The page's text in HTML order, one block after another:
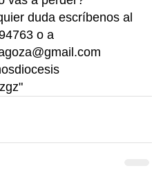
duda escríbenos al
o a